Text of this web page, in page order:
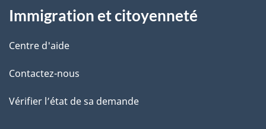
i
l
s
d
propos
de
ce
site
Immigration et citoyenneté
Centre d'aide
Contactez-nous
Vérifier l’état de sa demande